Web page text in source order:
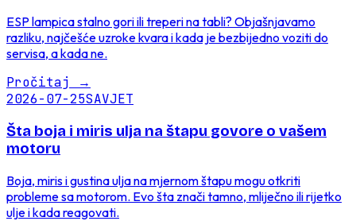
ESP lampica stalno gori ili treperi na tabli? Objašnjavamo
razliku, najčešće uzroke kvara i kada je bezbijedno voziti do
servisa, a kada ne.
Pročitaj →
2026-07-25SAVJET
Šta boja i miris ulja na štapu govore o vašem
motoru
Boja, miris i gustina ulja na mjernom štapu mogu otkriti
probleme sa motorom. Evo šta znači tamno, mliječno ili rijetko
ulje i kada reagovati.